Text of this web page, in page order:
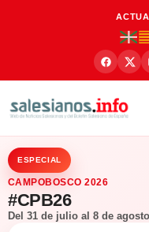
ESPECIAL
CAMPOBOSCO 2026
#CPB26
Del 31 de julio al 8 de agosto